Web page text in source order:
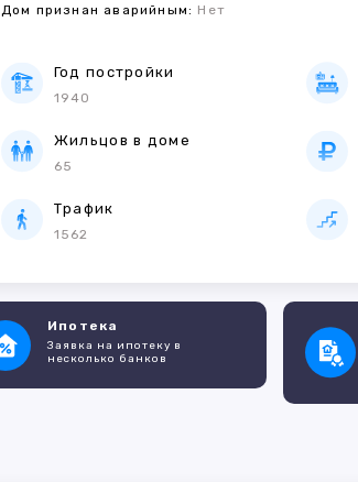
Дом признан аварийным: Нет
Год постройки
1940
Жильцов в доме
65
Трафик
1562
Ипотека
Заявка на ипотеку в
несколько банков